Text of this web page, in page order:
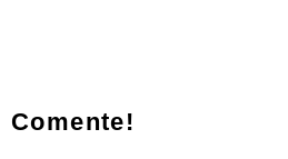
Comente!